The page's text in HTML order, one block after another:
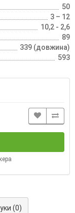
50
3 – 12
10,2 - 2,6
89
339 (довжина)
593
(0)